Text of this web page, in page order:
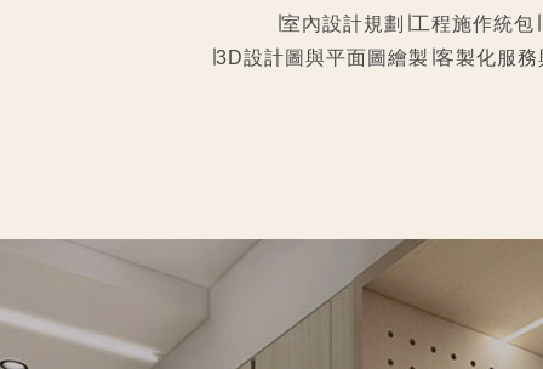
∣室內設計規劃∣工程施作統包∣
∣3D設計圖與平面圖繪製∣客製化服務